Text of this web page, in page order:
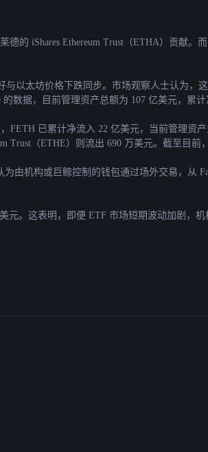
的 iShares Ethereum Trust（ETHA）贡献。
以太坊价格下跌同步。市场观察人士认为，
数据，目前管理资产总额为 107 亿美元，累计
FETH 已累计净流入 22 亿美元，当前管理资
Trust（ETHE）则流出 690 万美元。截至目前
由机构或巨鲸控制的钱包通过场外交易，从
元。这表明，即便 ETF 市场短期波动加剧，